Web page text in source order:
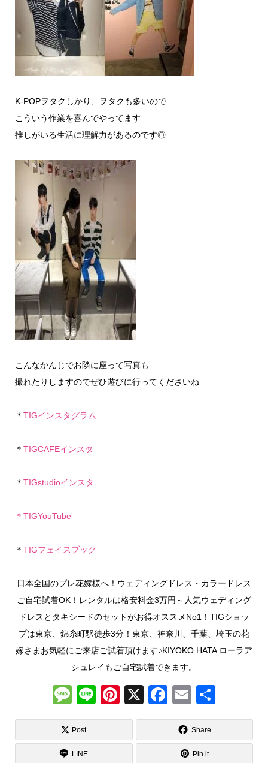
K-POPヲタクしかり、ヲタクも多いので…
こういう作業を喜んでやってます
推しがいる生活に理解力があるのです◎
こんなかんじでお隣に座って写真も
撮れたりしますのでぜひ遊びに行ってくださいね
＊ TIGインスタグラム
＊ TIGCAFEインスタ
＊ TIGstudioインスタ
＊ TIGYouTube
＊ TIGフェイスブック
日本全国のプレ花嫁様へ！ウェディングドレス・カラードレス
ご自宅試着OK！レンタルは格安料金3万円～人気ウェディング
ドレスとタキシードのセットがお得オススメNo1！TIGショッ
プは東京、錦糸町駅徒歩3分！東京、神奈川、千葉、埼玉の花
嫁さまお気軽にご来店ご試着頂けます♪KIYOKO HATA ローラア
シュレイもご自宅試着できます。
M
e
ss
a
Li
n
Pi
nt
X F
a
c
e
E
m
ail
有
Post Share
LINE Pin it